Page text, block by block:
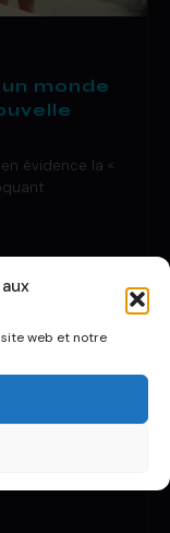
web et notre
monde
évidence la «